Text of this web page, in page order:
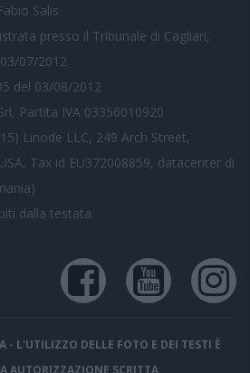
Salis
presso il Tribunale di Cagliari,
07/2012
del 03/08/2012
Partita IVA 03356010920
Linode LLC, 249 Arch Street,
Tax id EU372008859, datacenter di
dalla testata
- L'UTILIZZO DELLE FOTO E DEI TESTI È
AUTORIZZAZIONE SCRITTA